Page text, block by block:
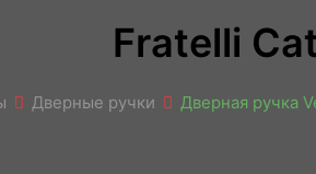
Fratelli
Дверные ручки Дверная ручка